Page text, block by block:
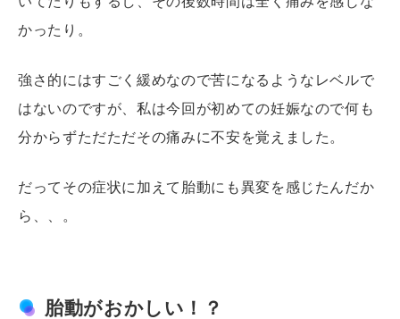
かったり。
強さ的にはすごく緩めなので苦になるようなレベルで
はないのですが、私は今回が初めての妊娠なので何も
分からずただただその痛みに不安を覚えました。
だってその症状に加えて胎動にも異変を感じたんだか
ら、、。
胎動がおかしい！？